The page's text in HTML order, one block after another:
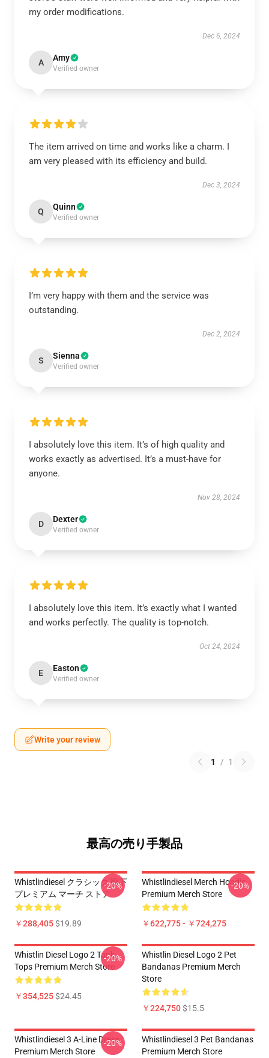
my order modifications.
Dec 6, 2024
A Amy
Verified owner
The item arrived on time and works like a charm. I
am very pleased with its efficiency and build.
Dec 3, 2024
Q Quinn
Verified owner
I’m very happy with them and the service was
outstanding.
Dec 2, 2024
S Sienna
Verified owner
I absolutely love this item. It’s of high quality and
works exactly as advertised. It’s a must-have for
anyone.
Nov 28, 2024
D Dexter
Verified owner
I absolutely love this item. It’s exactly what I wanted
and works perfectly. The quality is top-notch.
Oct 24, 2024
E Easton
Verified owner
Write your review
1 / 1
最高の売り手製品
Whistlindiesel クラシック 靴下
プレミアム マーチ ストア
￥288,405$19.89
-20%
Whistlindiesel Merch Hoodie
Premium Merch Store
￥622,775 - ￥724,275
-20%
Whistlin Diesel Logo 2 Tank
Tops Premium Merch Store
￥354,525$24.45
-20%
Whistlin Diesel Logo 2 Pet
Bandanas Premium Merch
Store
￥224,750$15.5
Whistlindiesel 3 A-Line Dress
Premium Merch Store
-20%
Whistlindiesel 3 Pet Bandanas
Premium Merch Store